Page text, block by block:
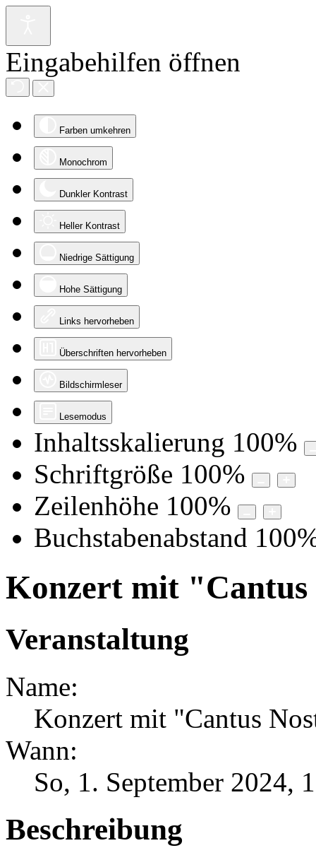
Eingabehilfen öffnen
Farben umkehren
Monochrom
Dunkler Kontrast
Heller Kontrast
Niedrige Sättigung
Hohe Sättigung
Links hervorheben
Überschriften hervorheben
Bildschirmleser
Lesemodus
Inhaltsskalierung 100%
Schriftgröße 100%
Zeilenhöhe 100%
Buchstabenabstand 100
Konzert mit
Veranstaltung
Name:
Konzert mit "Cantus
Wann:
So, 1. September 2024,
Beschreibung